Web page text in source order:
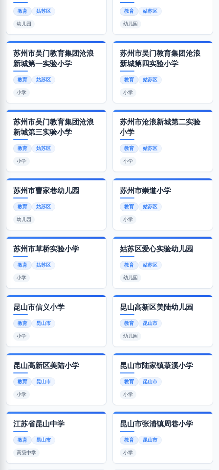
教育 姑苏区
幼儿园
教育 姑苏区
幼儿园
苏州市吴门教育集团沧浪
新城第一实验小学
教育 姑苏区
小学
苏州市吴门教育集团沧浪
新城第四实验小学
教育 姑苏区
小学
苏州市吴门教育集团沧浪
新城第三实验小学
教育 姑苏区
小学
苏州市沧浪新城第二实验
小学
教育 姑苏区
小学
苏州市曹家巷幼儿园
教育 姑苏区
幼儿园
苏州市崇道小学
教育 姑苏区
小学
苏州市草桥实验小学
教育 姑苏区
小学
姑苏区爱心实验幼儿园
教育 姑苏区
幼儿园
昆山市信义小学
教育 昆山市
小学
昆山高新区美陆幼儿园
教育 昆山市
幼儿园
昆山高新区美陆小学
教育 昆山市
小学
昆山市陆家镇菉溪小学
教育 昆山市
小学
江苏省昆山中学
教育 昆山市
高级中学
昆山市张浦镇周巷小学
教育 昆山市
小学